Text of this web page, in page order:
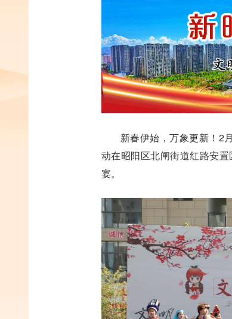
新春伊始，万象更新！2
动在昭阳区北闸街道红路安
宴。